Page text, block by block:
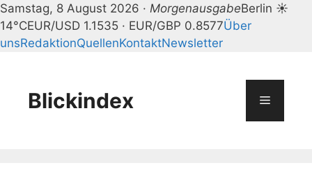
Samstag, 8 August 2026 · MorgenausgabeBerlin ☀
14°CEUR/USD 1.1535 · EUR/GBP 0.8577Über
unsRedaktionQuellenKontaktNewsletter
springenBlickindex Menü